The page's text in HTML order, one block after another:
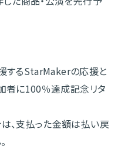
するStarMakerの応援と
者に100％達成記念リタ
、支払った金額は払い戻